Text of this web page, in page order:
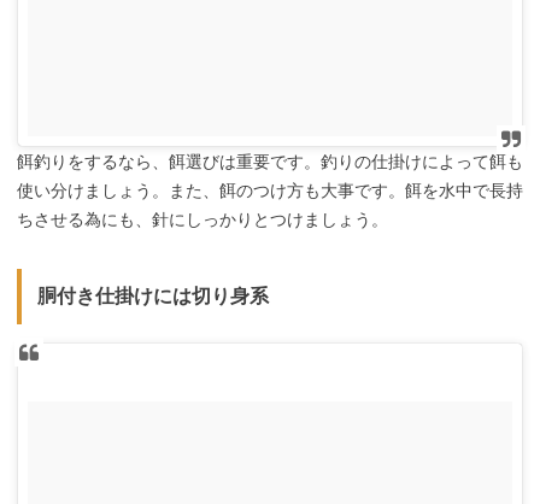
餌釣りをするなら、餌選びは重要です。釣りの仕掛けによって餌も
使い分けましょう。また、餌のつけ方も大事です。餌を水中で長持
ちさせる為にも、針にしっかりとつけましょう。
胴付き仕掛けには切り身系